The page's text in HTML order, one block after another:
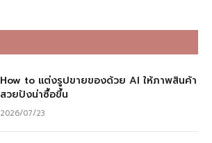
How to แต่งรูปขายของด้วย AI ให้ภาพสินค้า
สวยปังน่าซื้อขึ้น
2026/07/23